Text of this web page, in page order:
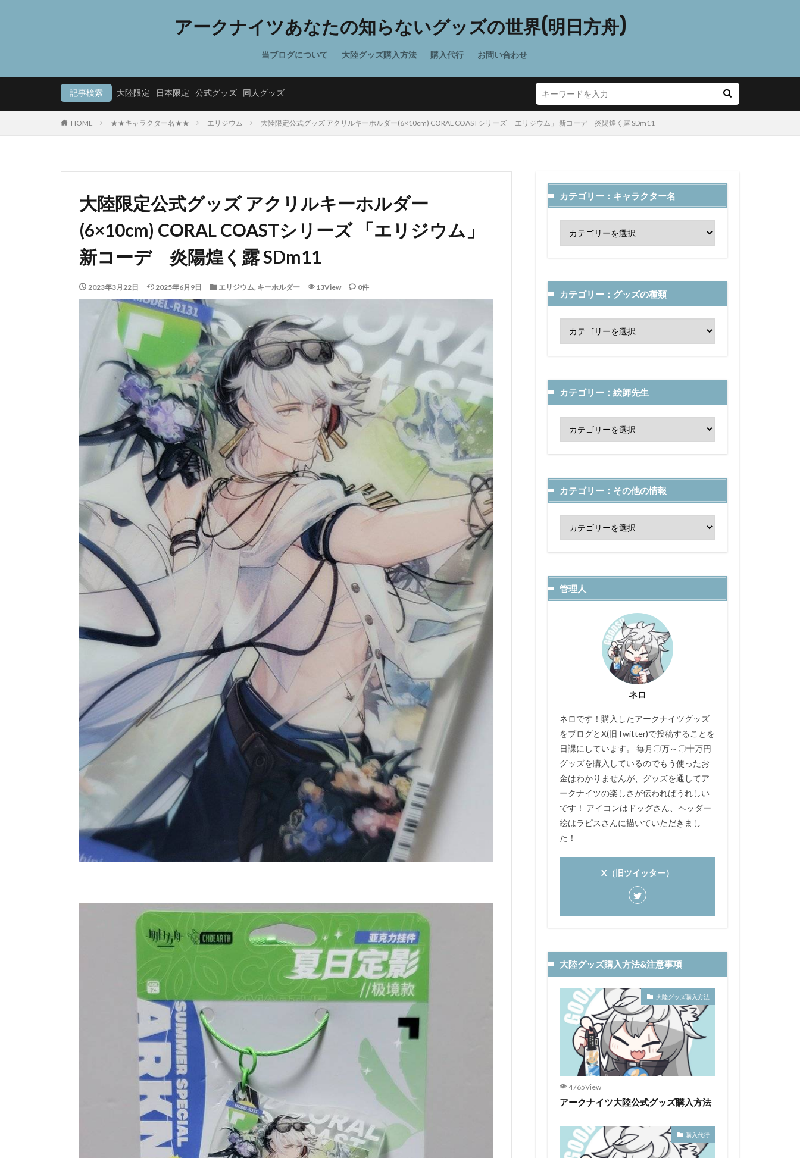
アークナイツあなたの知らないグッズの世界(明日方舟)
当ブログについて 大陸グッズ購入方法 購入代行 お問い合わせ
記事検索 大陸限定 日本限定 公式グッズ 同人グッズ
HOME ★★キャラクター名★★ エリジウム 大陸限定公式グッズ アクリルキーホルダー(6×10cm) CORAL COASTシリーズ 「エリジウム」 新コーデ 炎陽煌く露 SDm11
大陸限定公式グッズ アクリルキーホルダー
(6×10cm) CORAL COASTシリーズ 「エリジウム」
新コーデ 炎陽煌く露 SDm11
2023年3月22日 2025年6月9日 エリジウム, キーホルダー 13View 0件
カテゴリー：キャラクター名
カテゴリー：グッズの種類
カテゴリー：絵師先生
カテゴリー：その他の情報
管理人
ネロ
ネロです！購入したアークナイツグッズ
をブログとX(旧Twitter)で投稿することを
日課にしています。 毎月〇万～〇十万円
グッズを購入しているのでもう使ったお
金はわかりませんが、グッズを通してア
ークナイツの楽しさが伝わればうれしい
です！ アイコンはドッグさん、ヘッダー
絵はラピスさんに描いていただきまし
た！
X（旧ツイッター）
大陸グッズ購入方法&注意事項
大陸グッズ購入方法
4765View
アークナイツ大陸公式グッズ購入方法
購入代行